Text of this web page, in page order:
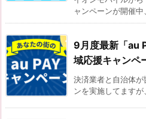
ャンペーンが開催
9月度最新「au
域応援キャンペ
決済業者と自治体
ンを実施してます